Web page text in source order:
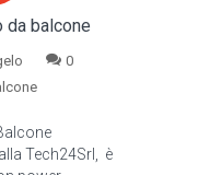
balcone
0
Tech24Srl, è